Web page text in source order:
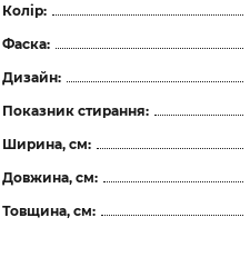
Колір:
Фаска:
Дизайн:
Показник стирання:
Ширина, см:
Довжина, см:
Товщина, см: